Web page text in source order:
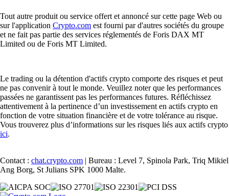
Tout autre produit ou service offert et annoncé sur cette page Web ou
sur l'application Crypto.com est fourni par d'autres sociétés du groupe
et ne fait pas partie des services réglementés de Foris DAX MT
Limited ou de Foris MT Limited.
Le trading ou la détention d'actifs crypto comporte des risques et peut
ne pas convenir à tout le monde. Veuillez noter que les performances
passées ne garantissent pas les performances futures. Réfléchissez
attentivement à la pertinence d’un investissement en actifs crypto en
fonction de votre situation financière et de votre tolérance au risque.
Vous trouverez plus d’informations sur les risques liés aux actifs crypto
ici.
Contact : chat.crypto.com | Bureau : Level 7, Spinola Park, Triq Mikiel
Ang Borg, St Julians SPK 1000 Malte.